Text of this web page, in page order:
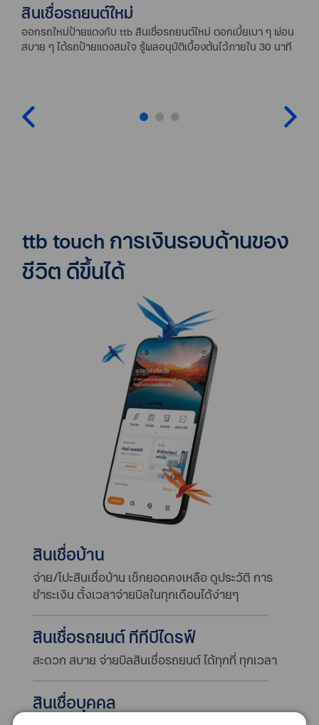
สินเชื่อรถยนต์ใหม่
ออกรถใหม่ป้ายแดงกับ ttb สินเชื่อรถยนต์ใหม่ ดอกเบี้ยเบา ๆ ผ่อน
สบาย ๆ ได้รถป้ายแดงสมใจ รู้ผลอนุมัติเบื้องต้นไว้ภายใน 30 นาที
ttb touch การเงินรอบด้านของ
ชีวิต ดีขึ้นได้
สินเชื่อบ้าน
จ่าย/โปะสินเชื่อบ้าน เช็กยอดคงเหลือ ดูประวัติ การ
ชำระเงิน ตั้งเวลาจ่ายบิลในทุกเดือนได้ง่ายๆ
สินเชื่อรถยนต์ ทีทีบีไดรฟ์
สะดวก สบาย จ่ายบิลสินเชื่อรถยนต์ ได้ทุกที่ ทุกเวลา
สินเชื่อบุคคล